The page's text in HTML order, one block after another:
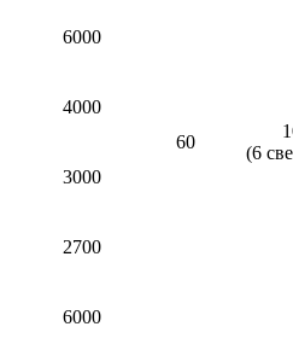
6000
60
(6
4000
3000
2700
6000